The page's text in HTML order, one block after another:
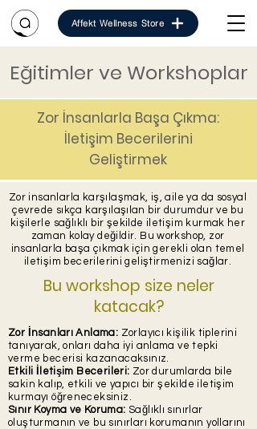
Affekt Wellness Store
Eğitimler ve Workshoplar
Zor İnsanlarla Başa Çıkma:
İletişim Becerilerini
Geliştirmek
Zor insanlarla karşılaşmak, iş, aile ya da sosyal
çevrede sıkça karşılaşılan bir durumdur ve bu
kişilerle sağlıklı bir şekilde iletişim kurmak her
zaman kolay değildir. Bu workshop, zor
insanlarla başa çıkmak için gerekli olan temel
iletişim becerilerini geliştirmenizi sağlar.
Bu workshop size neler
katacak?
Zor İnsanları Anlama: Zorlayıcı kişilik tiplerini
tanıyarak, onları daha iyi anlama ve tepki
verme becerisi kazanacaksınız.
Etkili İletişim Becerileri: Zor durumlarda bile
sakin kalıp, etkili ve yapıcı bir şekilde iletişim
kurmayı öğreneceksiniz.
Sınır Koyma ve Koruma: Sağlıklı sınırlar
oluşturmanın ve bu sınırları korumanın yollarını